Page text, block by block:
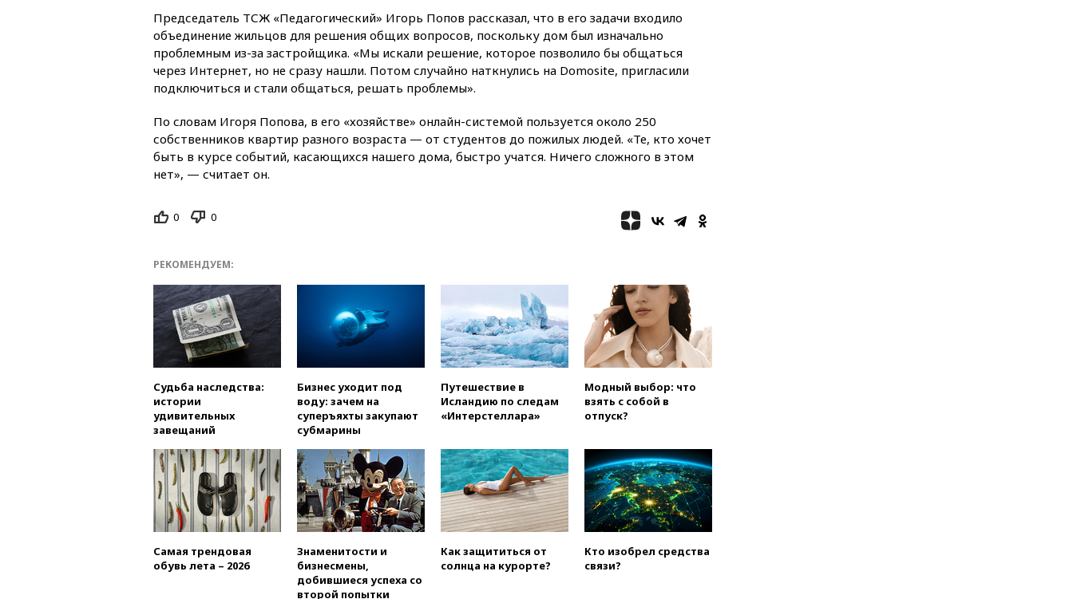
вчера, 21:26Лидеры сборной
РФ по гимнастике получили
официальный отказ в визах от
Хорватии
вчера, 21:00На границе
Украины с Польшей скопилось
пройдет в 2026 году
Велосипедист
погиб при атаке FPV-дрона в
Белгородской области
вчера, 20:30
Лидию Невзорову
заочно арестовали по делу о
финансировании
экстремизма
вчера, 20:20Суд США
строительство бального зала в
Белом доме
вчера, 20:15Сенат США
одобрил ужесточение
санкций против России и
Ирана
вчера, 20:00 СК возбудил дело
против журналистки Катерины
Председатель ТСЖ «Педагогический» Игорь Попов рассказал, что в его задачи входило
объединение жильцов для решения общих вопросов, поскольку дом был изначально
проблемным из-за застройщика. «Мы искали решение, которое позволило бы общаться
через Интернет, но не сразу нашли. Потом случайно наткнулись на Domosite, пригласили
подключиться и стали общаться, решать проблемы».
По словам Игоря Попова, в его «хозяйстве» онлайн-системой пользуется около 250
собственников квартир разного возраста — от студентов до пожилых людей. «Те, кто хочет
быть в курсе событий, касающихся нашего дома, быстро учатся. Ничего сложного в этом
нет», — считает он.
0 0
РЕКОМЕНДУЕМ:
Судьба наследства:
истории
удивительных
завещаний
Бизнес уходит под
воду: зачем на
суперъяхты закупают
субмарины
Путешествие в
Исландию по следам
«Интерстеллара»
Модный выбор: что
взять с собой в
отпуск?
Самая трендовая
обувь лета – 2026
Знаменитости и
бизнесмены,
добившиеся успеха со
второй попытки
Как защититься от
солнца на курорте?
Кто изобрел средства
связи?